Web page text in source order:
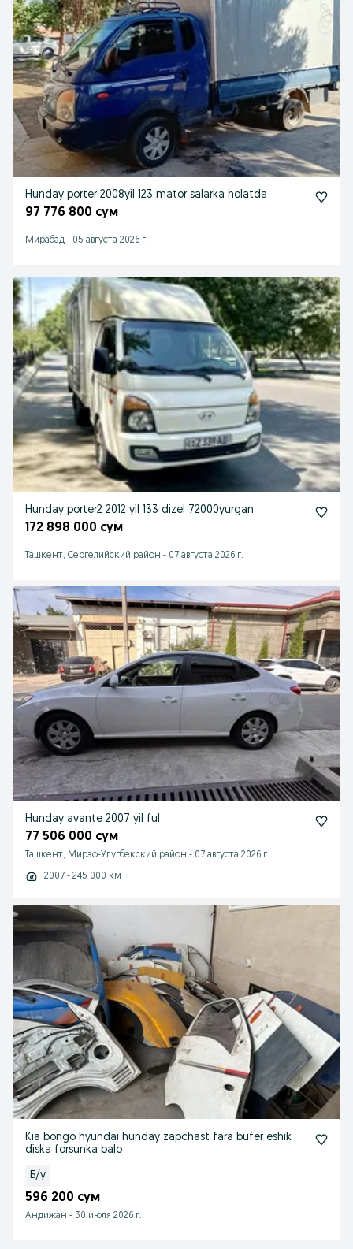
Hunday porter 2008yil 123 mator salarka holatda
97 776 800 сум
Мирабад - 05 августа 2026 г.
Hunday porter2 2012 yil 133 dizel 72000yurgan
172 898 000 сум
Ташкент, Сергелийский район - 07 августа 2026 г.
Hunday avante 2007 yil ful
77 506 000 сум
Ташкент, Мирзо-Улугбекский район - 07 августа 2026 г.
2007 - 245 000 км
Kia bongo hyundai hunday zapchast fara bufer eshik
diska forsunka balo
Б/у
596 200 сум
Андижан - 30 июля 2026 г.